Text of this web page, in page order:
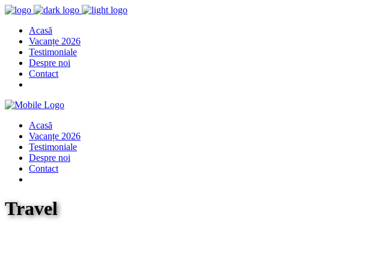
Acasă
Vacanțe 2026
Testimoniale
Despre noi
Contact
Acasă
Vacanțe 2026
Testimoniale
Despre noi
Contact
Travel